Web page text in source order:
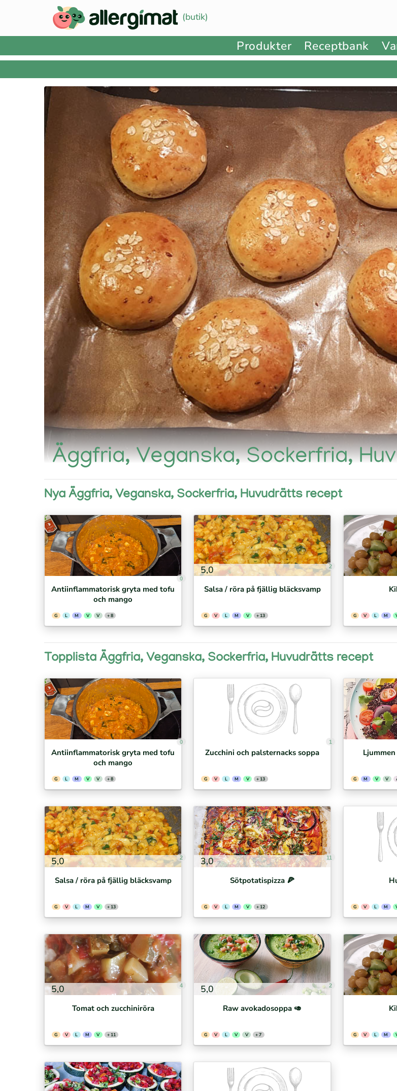
(butik)
Produkter Receptbank
Äggfria, Veganska, Sockerfria,
Nya Äggfria, Veganska, Sockerfria, Huvudrätts recept
0
Antiinflammatorisk gryta med tofu
och mango
G L M V V + 8
5,0 2
Salsa / röra på fjällig bläcksvamp
G V L M V + 13 G V L M
Topplista Äggfria, Veganska, Sockerfria, Huvudrätts recept
0
Antiinflammatorisk gryta med tofu
och mango
G L M V V + 8
1
Zucchini och palsternacks soppa
G V L M V + 13 G M V V
5,0 2
Salsa / röra på fjällig bläcksvamp
G V L M V + 13
3,0 11
Sötpotatispizza 🍕⁣
G V L M V + 12 G V L M
5,0 4
Tomat och zucchiniröra
G V L M V + 11
5,0 2
Raw avokadosoppa 🥑
G V L V V + 7 G V L M